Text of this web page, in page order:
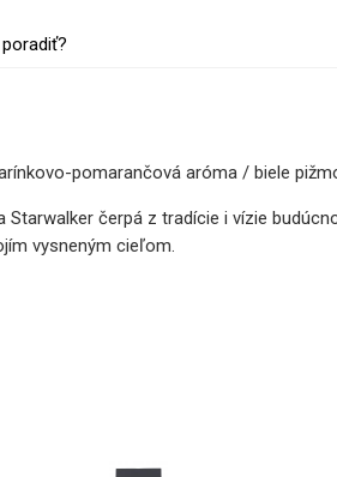
pomarančová aróma / biele
Starwalker čerpá z tradície i vízie
vysneným cieľom.